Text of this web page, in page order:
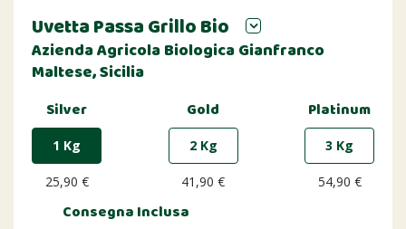
Uvetta Passa Grillo Bio
Azienda Agricola Biologica Gianfranco
Maltese, Sicilia
Silver
1 Kg
25,90 €
Gold
2 Kg
41,90 €
Platinum
3 Kg
54,90 €
Consegna Inclusa